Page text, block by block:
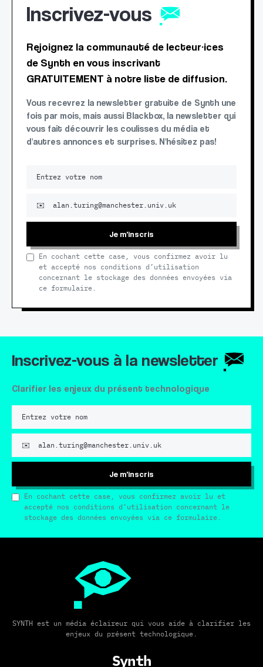
Inscrivez-vous
Rejoignez la communauté de lecteur·ices
de Synth en vous inscrivant
GRATUITEMENT à notre liste de diffusion.
Vous recevrez la newsletter gratuite de Synth une
fois par mois, mais aussi Blackbox, la newsletter qui
vous fait découvrir les coulisses du média et
d'autres annonces et surprises. N'hésitez pas!
Je m'inscris
En cochant cette case, vous confirmez avoir lu
et accepté nos conditions d’utilisation
concernant le stockage des données envoyées via
ce formulaire.
Inscrivez-vous à la newsletter
Clarifier les enjeux du présent technologique
Je m'inscris
En cochant cette case, vous confirmez avoir lu et
accepté nos conditions d’utilisation concernant le
stockage des données envoyées via ce formulaire.
SYNTH est un média éclaireur qui vous aide à clarifier les
enjeux du présent technologique.
Synth